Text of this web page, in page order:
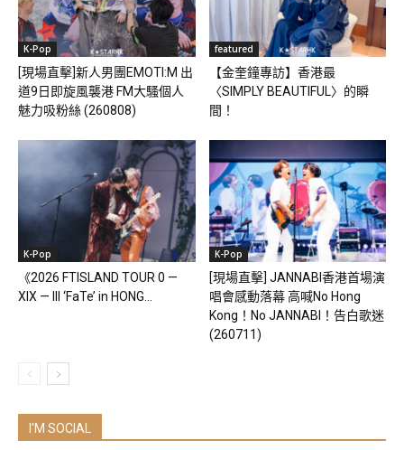
K-Pop
[現場直擊]新人男團EMOTI:M 出
道9日即旋風襲港 FM大騷個人
魅力吸粉絲 (260808)
featured
【金奎鐘專訪】香港最
〈SIMPLY BEAUTIFUL〉的瞬
間！
K-Pop
《2026 FTISLAND TOUR 0 —
XIX — III ‘FaTe’ in HONG...
K-Pop
[現場直擊] JANNABI香港首場演
唱會感動落幕 高喊No Hong
Kong！No JANNABI！告白歌迷
(260711)
I'M SOCIAL